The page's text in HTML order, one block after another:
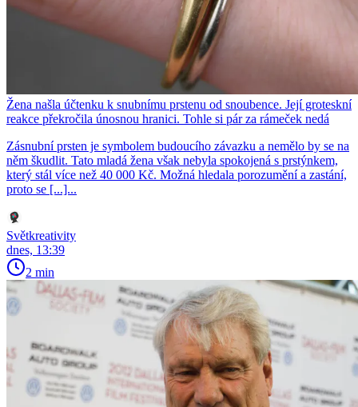
Žena našla účtenku k snubnímu prstenu od snoubence. Její groteskní
reakce překročila únosnou hranici. Tohle si pár za rámeček nedá
Zásnubní prsten je symbolem budoucího závazku a nemělo by se na
něm škudlit. Tato mladá žena však nebyla spokojená s prstýnkem,
který stál více než 40 000 Kč. Možná hledala porozumění a zastání,
proto se [...]...
Světkreativity
dnes, 13:39
2 min